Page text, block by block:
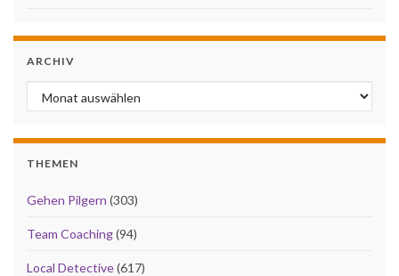
ARCHIV
Archiv
THEMEN
Gehen Pilgern (303)
Team Coaching(94)
Local Detective(617)